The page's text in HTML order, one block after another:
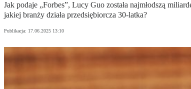
Jak podaje „Forbes”, Lucy Guo została najmłodszą
jakiej branży działa przedsiębiorcza 30-latka?
Publikacja: 17.06.2025 13:10